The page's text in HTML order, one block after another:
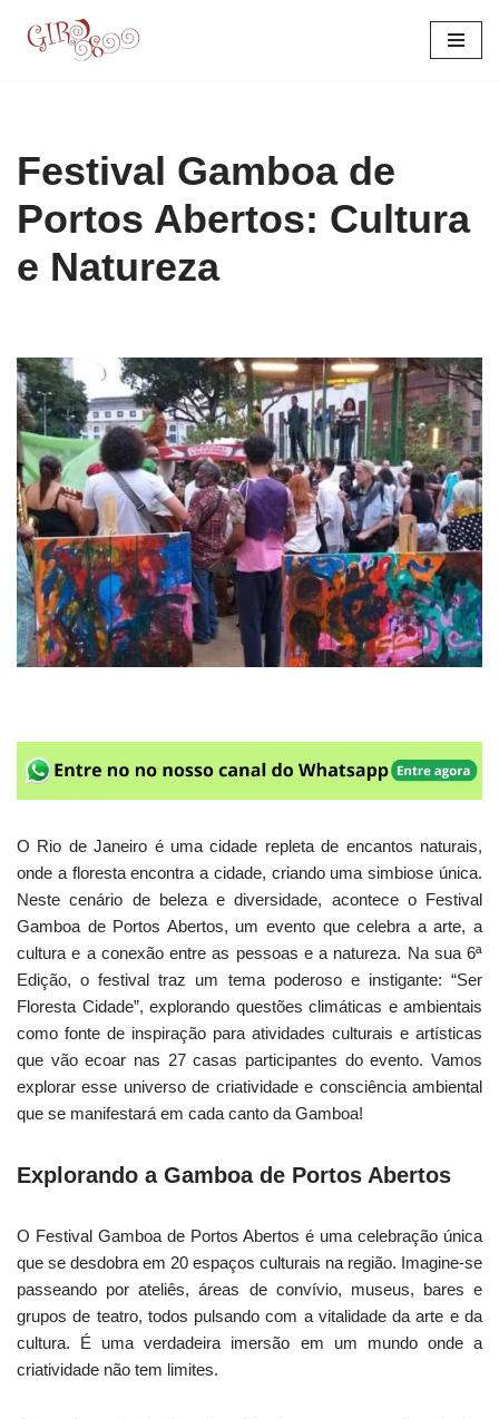
Festival Gamboa de
Portos Abertos: Cultura
e Natureza
O Rio de Janeiro é uma cidade repleta de encantos naturais,
onde a floresta encontra a cidade, criando uma simbiose única.
Neste cenário de beleza e diversidade, acontece o Festival
Gamboa de Portos Abertos, um evento que celebra a arte, a
cultura e a conexão entre as pessoas e a natureza. Na sua 6ª
Edição, o festival traz um tema poderoso e instigante: “Ser
Floresta Cidade”, explorando questões climáticas e ambientais
como fonte de inspiração para atividades culturais e artísticas
que vão ecoar nas 27 casas participantes do evento. Vamos
explorar esse universo de criatividade e consciência ambiental
que se manifestará em cada canto da Gamboa!
Explorando a Gamboa de Portos Abertos
O Festival Gamboa de Portos Abertos é uma celebração única
que se desdobra em 20 espaços culturais na região. Imagine-se
passeando por ateliês, áreas de convívio, museus, bares e
grupos de teatro, todos pulsando com a vitalidade da arte e da
cultura. É uma verdadeira imersão em um mundo onde a
criatividade não tem limites.